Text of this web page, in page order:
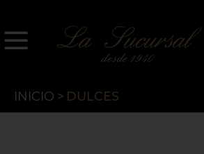
INICIO > DULCES